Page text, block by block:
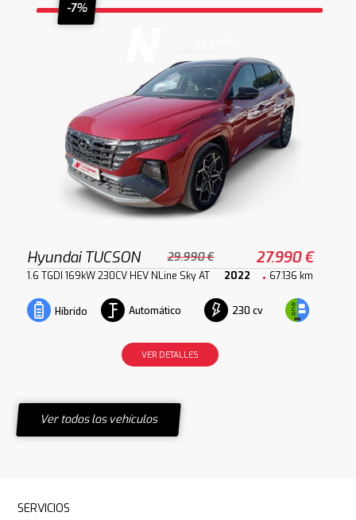
-7%
Hyundai TUCSON 29.990 € 27.990 €
1.6 TGDI 169kW 230CV HEV NLine Sky AT 2022 67.136 km
Híbrido Automático 230 cv
VER DETALLES
Ver todos los vehículos
SERVICIOS